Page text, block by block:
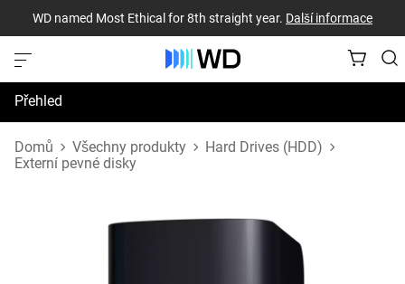
WD named Most Ethical for 8th straight year. Další informace
Přehled
Technické údaje
Domů Všechny produkty
Hard Drives (HDD)
Externí pevné disky